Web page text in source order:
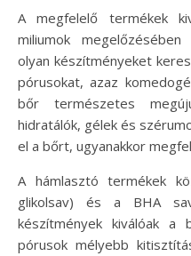
A megfelelő termékek
miliumok
olyan készítményeket
pórusokat, azaz
bőr természetes
hidratálók, gélek és
el a bőrt, ugyanakkor
A hámlasztó termékek
glikolsav) és a BHA
készítmények kiválóak
pórusok mélyebb